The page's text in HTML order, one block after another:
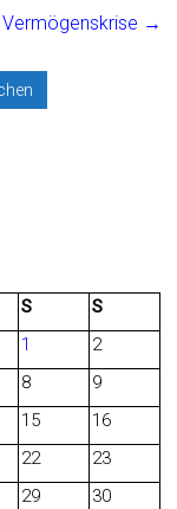
→
S
S
1
2
8
9
15
16
22
23
29
30